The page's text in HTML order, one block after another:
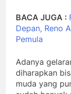
BACA JUGA :
Depan, Reno
Pemula
Adanya
diharapkan
muda yang